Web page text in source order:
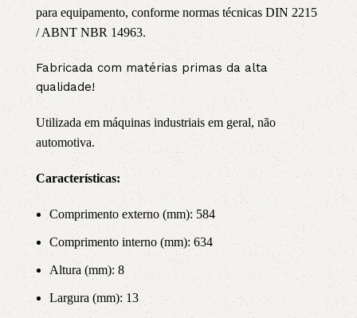
para equipamento, conforme normas técnicas DIN 2215
/ ABNT NBR 14963.
Fabricada com matérias primas da alta
qualidade!
Utilizada em máquinas industriais em geral, não
automotiva.
Características:
Comprimento externo (mm): 584
Comprimento interno (mm): 634
Altura (mm): 8
Largura (mm): 13